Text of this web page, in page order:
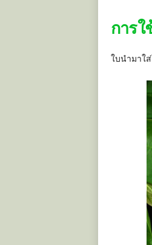
การ
ใบนำมาใ